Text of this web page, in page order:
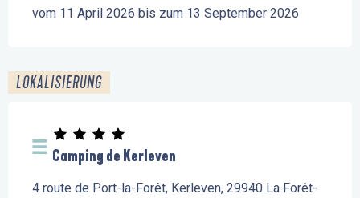
vom 11 April 2026 bis zum 13 September 2026
LOKALISIERUNG
Camping de Kerleven
4 route de Port-la-Forêt, Kerleven, 29940 La Forêt-